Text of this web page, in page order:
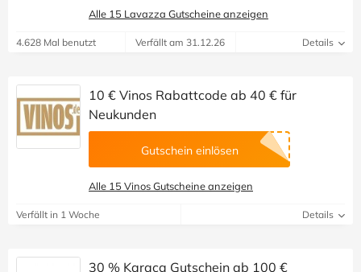
Alle 15 Lavazza Gutscheine anzeigen
4.628 Mal benutzt Verfällt am 31.12.26 Details
10 € Vinos Rabattcode ab 40 € für
Neukunden
Gutschein einlösen
Alle 15 Vinos Gutscheine anzeigen
Verfällt in 1 Woche Details
30 % Karaca Gutschein ab 100 €